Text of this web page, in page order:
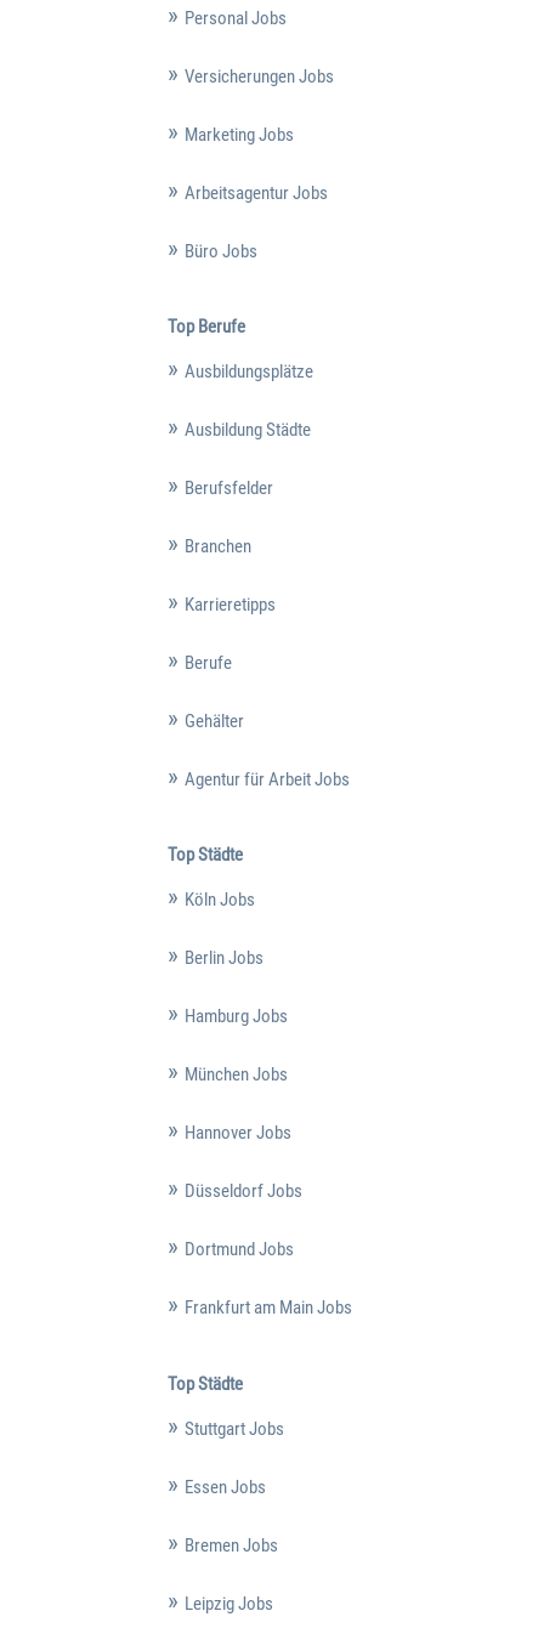
Personal Jobs
Versicherungen Jobs
Marketing Jobs
Arbeitsagentur Jobs
Büro Jobs
Top Berufe
Ausbildungsplätze
Ausbildung Städte
Berufsfelder
Branchen
Karrieretipps
Berufe
Gehälter
Agentur für Arbeit Jobs
Top Städte
Köln Jobs
Berlin Jobs
Hamburg Jobs
München Jobs
Hannover Jobs
Düsseldorf Jobs
Dortmund Jobs
Frankfurt am Main Jobs
Top Städte
Stuttgart Jobs
Essen Jobs
Bremen Jobs
Leipzig Jobs